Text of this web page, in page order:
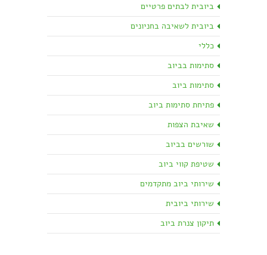
ביובית לבתים פרטיים
ביובית לשאיבה בחניונים
כללי
סתימות בביוב
סתימות ביוב
פתיחת סתימות ביוב
שאיבת הצפות
שורשים בביוב
שטיפת קווי ביוב
שירותי ביוב מתקדמים
שירותי ביובית
תיקון צנרת ביוב